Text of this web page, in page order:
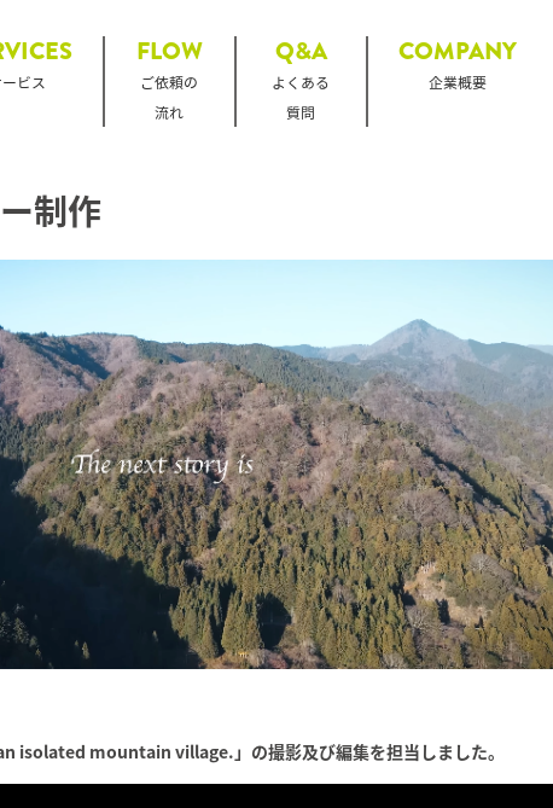
ビス
FLOW
ご依頼の
流れ
Q&A
よくある
質問
COMPANY
企業概要
制作
isolated mountain village.」の撮影及び編集を担当しました。